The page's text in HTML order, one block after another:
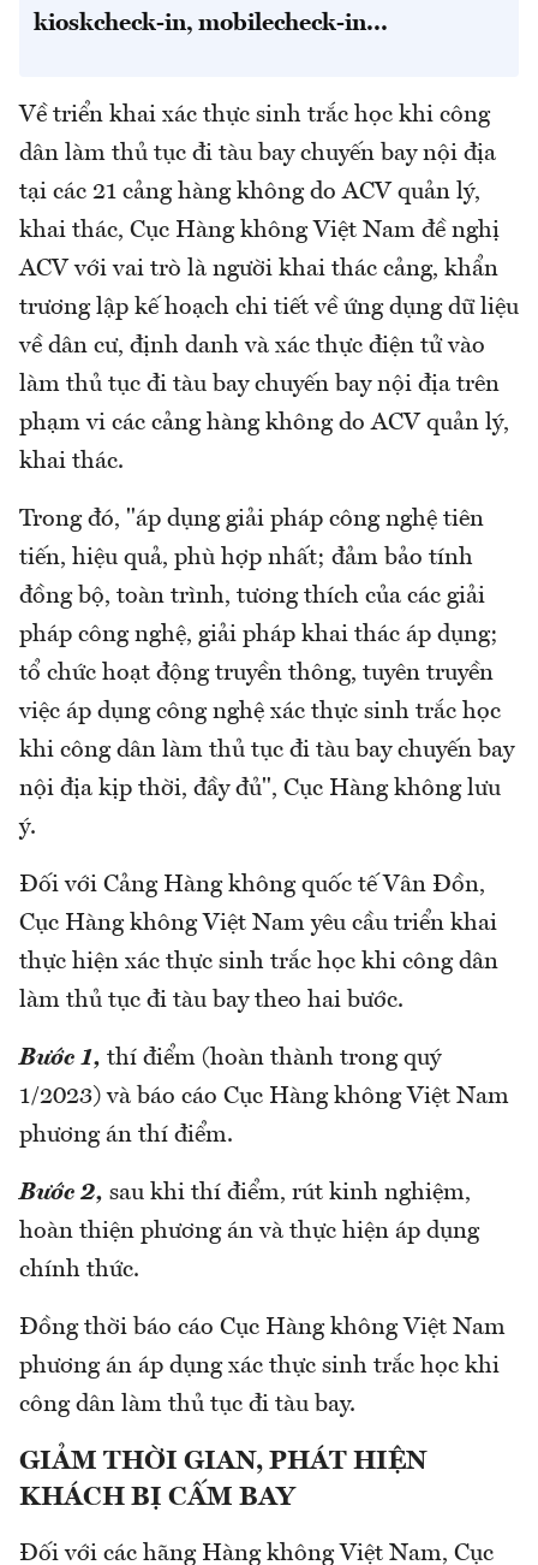
kioskcheck-in, mobilecheck-in...
Về triển khai xác thực sinh trắc học khi công
dân làm thủ tục đi tàu bay chuyến bay nội địa
tại các 21 cảng hàng không do ACV quản lý,
khai thác, Cục Hàng không Việt Nam đề nghị
ACV với vai trò là người khai thác cảng, khẩn
trương lập kế hoạch chi tiết về ứng dụng dữ liệu
về dân cư, định danh và xác thực điện tử vào
làm thủ tục đi tàu bay chuyến bay nội địa trên
phạm vi các cảng hàng không do ACV quản lý,
khai thác.
Trong đó, "áp dụng giải pháp công nghệ tiên
tiến, hiệu quả, phù hợp nhất; đảm bảo tính
đồng bộ, toàn trình, tương thích của các giải
pháp công nghệ, giải pháp khai thác áp dụng;
tổ chức hoạt động truyền thông, tuyên truyền
việc áp dụng công nghệ xác thực sinh trắc học
khi công dân làm thủ tục đi tàu bay chuyến bay
nội địa kịp thời, đầy đủ", Cục Hàng không lưu
ý.
Đối với Cảng Hàng không quốc tế Vân Đồn,
Cục Hàng không Việt Nam yêu cầu triển khai
thực hiện xác thực sinh trắc học khi công dân
làm thủ tục đi tàu bay theo hai bước.
Bước 1, thí điểm (hoàn thành trong quý
1/2023) và báo cáo Cục Hàng không Việt Nam
phương án thí điểm.
Bước 2, sau khi thí điểm, rút kinh nghiệm,
hoàn thiện phương án và thực hiện áp dụng
chính thức.
Đồng thời báo cáo Cục Hàng không Việt Nam
phương án áp dụng xác thực sinh trắc học khi
công dân làm thủ tục đi tàu bay.
GIẢM THỜI GIAN, PHÁT HIỆN
KHÁCH BỊ CẤM BAY
Đối với các hãng Hàng không Việt Nam, Cục